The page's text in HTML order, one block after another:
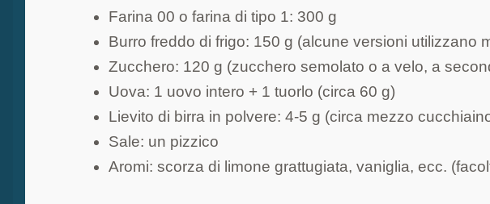
Farina 00 o farina di tipo 1: 300 g
Burro freddo di frigo: 150 g (alcune versioni utilizzano
Zucchero: 120 g (zucchero semolato o a velo, a
Uova: 1 uovo intero + 1 tuorlo (circa 60 g)
Lievito di birra in polvere: 4-5 g (circa mezzo
Sale: un pizzico
Aromi: scorza di limone grattugiata, vaniglia, ecc.